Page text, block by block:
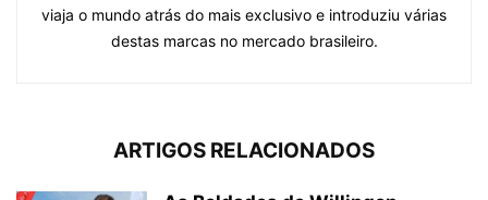
viaja o mundo atrás do mais exclusivo e introduziu várias
destas marcas no mercado brasileiro.
ARTIGOS RELACIONADOS